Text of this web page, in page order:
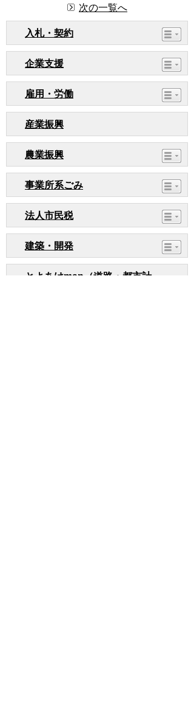
次の一覧へ
入札・契約
企業支援
雇用・労働
産業振興
農業振興
事業所系ごみ
法人市民税
建築・開発
とよあけmap（道路・都市計